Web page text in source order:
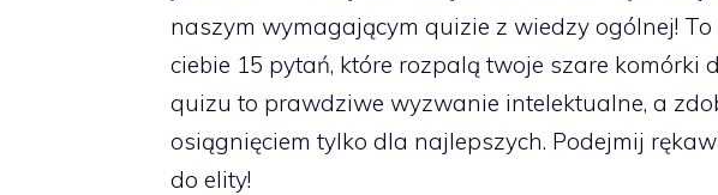
naszym wymagającym quizie z wiedzy ogólnej!
ciebie 15 pytań, które rozpalą twoje szare komórki
quizu to prawdziwe wyzwanie intelektualne, a
osiągnięciem tylko dla najlepszych. Podejmij
do elity!